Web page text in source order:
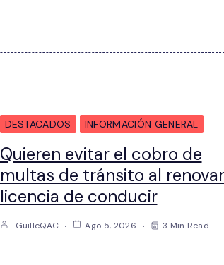
DESTACADOS INFORMACIÓN GENERAL
Quieren evitar el cobro de
multas de tránsito al
licencia de conducir
GuilleQAC Ago 5, 2026 3 Min Read